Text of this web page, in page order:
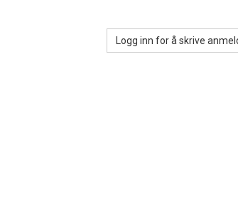
Logg inn for å skrive